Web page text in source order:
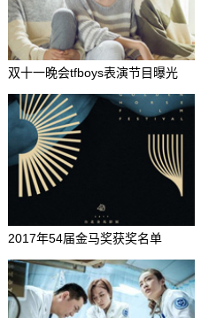
双十一晚会tfboys表演节目曝光
2017年54届金马奖获奖名单